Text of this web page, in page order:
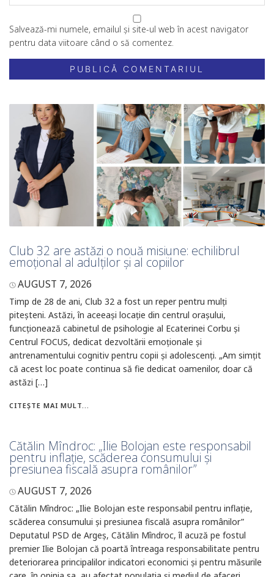
Salvează-mi numele, emailul și site-ul web în acest navigator
pentru data viitoare când o să comentez.
Club 32 are astăzi o nouă misiune: echilibrul
emoțional al adulților și al copiilor
AUGUST 7, 2026
Timp de 28 de ani, Club 32 a fost un reper pentru mulți
piteșteni. Astăzi, în aceeași locație din centrul orașului,
funcționează cabinetul de psihologie al Ecaterinei Corbu și
Centrul FOCUS, dedicat dezvoltării emoționale și
antrenamentului cognitiv pentru copii și adolescenți. „Am simțit
că acest loc poate continua să fie dedicat oamenilor, doar că
astăzi […]
CITEȘTE MAI MULT...
Cătălin Mîndroc: „Ilie Bolojan este responsabil
pentru inflație, scăderea consumului și
presiunea fiscală asupra românilor”
AUGUST 7, 2026
Cătălin Mîndroc: „Ilie Bolojan este responsabil pentru inflație,
scăderea consumului și presiunea fiscală asupra românilor”
Deputatul PSD de Argeș, Cătălin Mîndroc, îl acuză pe fostul
premier Ilie Bolojan că poartă întreaga responsabilitate pentru
deteriorarea principalilor indicatori economici și pentru măsurile